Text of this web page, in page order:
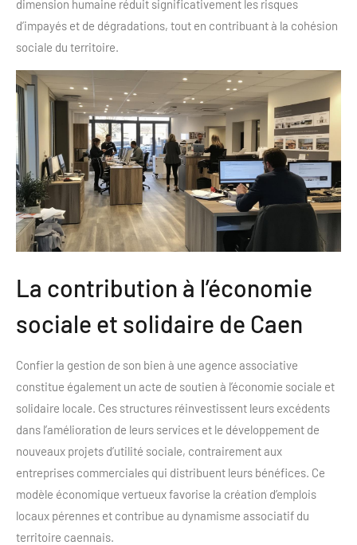
dimension humaine réduit significativement les risques
d’impayés et de dégradations, tout en contribuant à la cohésion
sociale du territoire.
La contribution à l’économie
sociale et solidaire de Caen
Confier la gestion de son bien à une agence associative
constitue également un acte de soutien à l’économie sociale et
solidaire locale. Ces structures réinvestissent leurs excédents
dans l’amélioration de leurs services et le développement de
nouveaux projets d’utilité sociale, contrairement aux
entreprises commerciales qui distribuent leurs bénéfices. Ce
modèle économique vertueux favorise la création d’emplois
locaux pérennes et contribue au dynamisme associatif du
territoire caennais.